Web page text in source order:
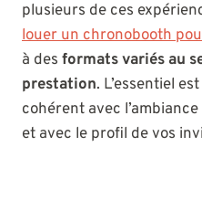
plusieurs de ces
louer un chronobooth
à des formats variés au
prestation. L’essentiel
cohérent avec
et avec le profil de vos